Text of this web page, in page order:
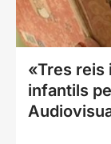
«Tres reis
infantils